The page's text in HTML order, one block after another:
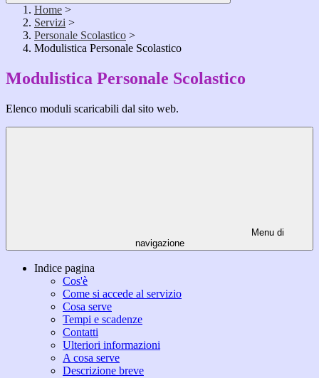
Home >
Servizi >
Personale Scolastico >
Modulistica Personale Scolastico
Modulistica Personale Scolastico
Elenco moduli scaricabili dal sito web.
Menu di
navigazione
Indice pagina
Cos'è
Come si accede al servizio
Cosa serve
Tempi e scadenze
Contatti
Ulteriori informazioni
A cosa serve
Descrizione breve